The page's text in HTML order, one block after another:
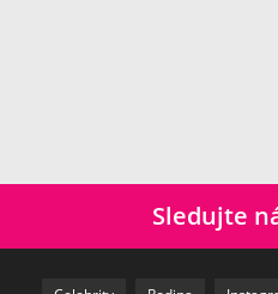
Sledujte